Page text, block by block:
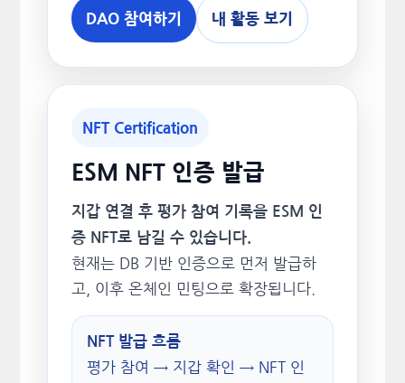
DAO 참여하기 내 활동 보기
NFT Certification
ESM NFT 인증 발급
지갑 연결 후 평가 참여 기록을 ESM 인
증 NFT로 남길 수 있습니다.
현재는 DB 기반 인증으로 먼저 발급하
고, 이후 온체인 민팅으로 확장됩니다.
NFT 발급 흐름
평가 참여 → 지갑 확인 → NFT 인